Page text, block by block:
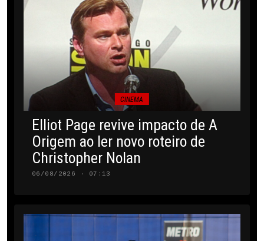
CINEMA
Elliot Page revive impacto de A
Origem ao ler novo roteiro de
Christopher Nolan
06/08/2026 · 07:13